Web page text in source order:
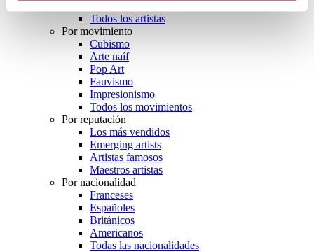
Todos los artistas
Por movimiento
Cubismo
Arte naíf
Pop Art
Fauvismo
Impresionismo
Todos los movimientos
Por reputación
Los más vendidos
Emerging artists
Artistas famosos
Maestros artistas
Por nacionalidad
Franceses
Españoles
Británicos
Americanos
Todas las nacionalidades